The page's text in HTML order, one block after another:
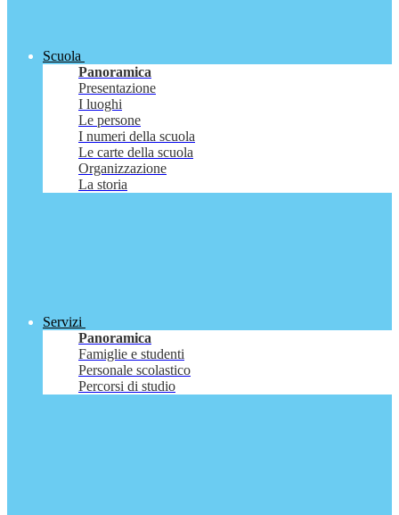
Scuola
Panoramica
Presentazione
I luoghi
Le persone
I numeri della scuola
Le carte della scuola
Organizzazione
La storia
Servizi
Panoramica
Famiglie e studenti
Personale scolastico
Percorsi di studio